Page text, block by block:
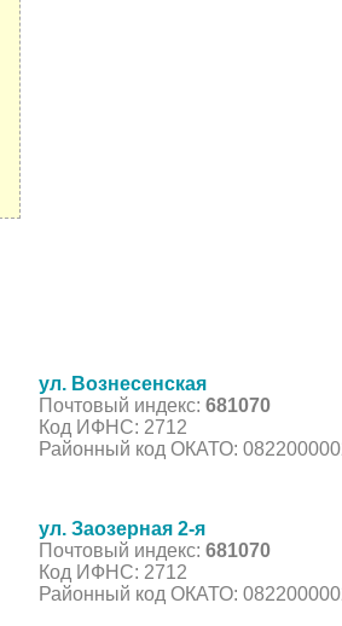
ул. Вознесенская
Почтовый индекс: 681070
Код ИФНС: 2712
Районный код ОКАТО:
ул. Заозерная 2-я
Почтовый индекс: 681070
Код ИФНС: 2712
Районный код ОКАТО: